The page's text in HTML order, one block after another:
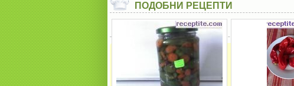
ПОДОБНИ РЕЦЕПТИ